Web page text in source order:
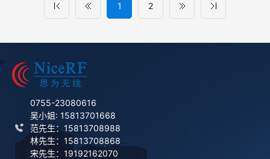
1 2
0755-23080616
吴小姐: 15813701668
范先生：15813708988
林先生：15813708868
宋先生：19192162070